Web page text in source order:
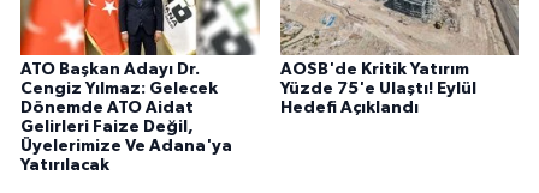
ATO Başkan Adayı Dr.
Cengiz Yılmaz: Gelecek
Dönemde ATO Aidat
Gelirleri Faize Değil,
Üyelerimize Ve Adana'ya
Yatırılacak
AOSB'de Kritik Yatırım
Yüzde 75'e Ulaştı! Eylül
Hedefi Açıklandı